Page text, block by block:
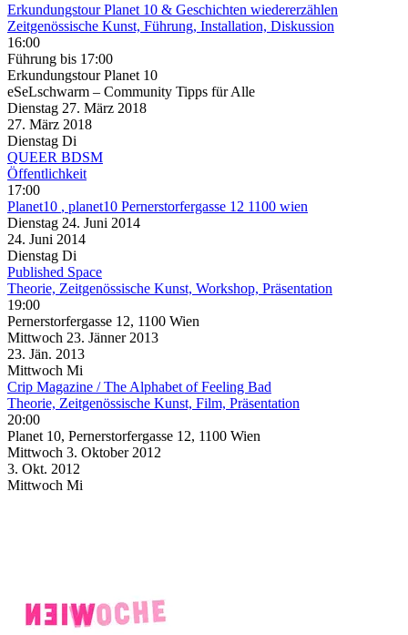
Erkundungstour Planet 10 & Geschichten wiedererzählen
Zeitgenössische Kunst, Führung, Installation, Diskussion
16:00
Führung bis 17:00
Erkundungstour Planet 10
eSeLschwarm – Community Tipps für Alle
Dienstag 27. März 2018
27. März 2018
Dienstag Di
QUEER BDSM
Öffentlichkeit
17:00
Planet10 , planet10 Pernerstorfergasse 12 1100 wien
Dienstag 24. Juni 2014
24. Juni 2014
Dienstag Di
Published Space
Theorie, Zeitgenössische Kunst, Workshop, Präsentation
19:00
Pernerstorfergasse 12, 1100 Wien
Mittwoch 23. Jänner 2013
23. Jän. 2013
Mittwoch Mi
Crip Magazine / The Alphabet of Feeling Bad
Theorie, Zeitgenössische Kunst, Film, Präsentation
20:00
Planet 10, Pernerstorfergasse 12, 1100 Wien
Mittwoch 3. Oktober 2012
3. Okt. 2012
Mittwoch Mi